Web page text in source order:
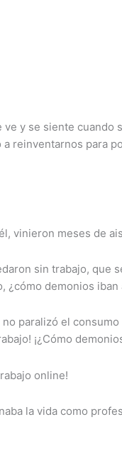
y se siente
reinventarnos para
vinieron meses de
sin trabajo, que
demonios
paralizó el
¡¿Cómo
online!
la vida como